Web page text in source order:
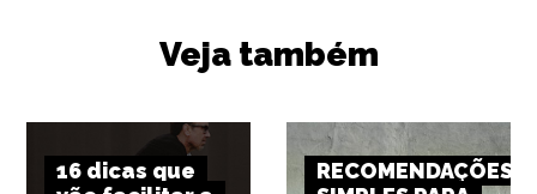
Veja também
16 dicas que
RECOMENDAÇÕES